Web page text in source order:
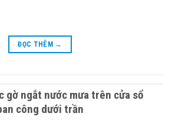
ĐỌC THÊM →
gờ ngắt nước mưa trên cửa sổ
công dưới trần